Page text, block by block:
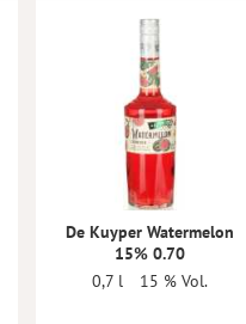
De Kuyper Watermelon
15% 0.70
0,7 l
15 % Vol.